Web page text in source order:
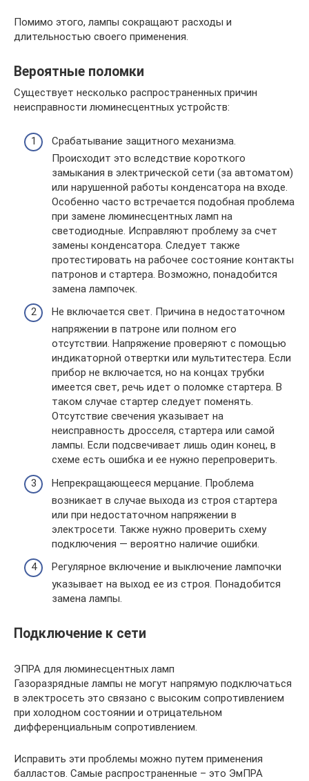
Помимо этого, лампы сокращают расходы и
длительностью своего применения.
Вероятные поломки
Существует несколько распространенных причин
неисправности люминесцентных устройств:
Срабатывание защитного механизма.
Происходит это вследствие короткого
замыкания в электрической сети (за автоматом)
или нарушенной работы конденсатора на входе.
Особенно часто встречается подобная проблема
при замене люминесцентных ламп на
светодиодные. Исправляют проблему за счет
замены конденсатора. Следует также
протестировать на рабочее состояние контакты
патронов и стартера. Возможно, понадобится
замена лампочек.
Не включается свет. Причина в недостаточном
напряжении в патроне или полном его
отсутствии. Напряжение проверяют с помощью
индикаторной отвертки или мультитестера. Если
прибор не включается, но на концах трубки
имеется свет, речь идет о поломке стартера. В
таком случае стартер следует поменять.
Отсутствие свечения указывает на
неисправность дросселя, стартера или самой
лампы. Если подсвечивает лишь один конец, в
схеме есть ошибка и ее нужно перепроверить.
Непрекращающееся мерцание. Проблема
возникает в случае выхода из строя стартера
или при недостаточном напряжении в
электросети. Также нужно проверить схему
подключения — вероятно наличие ошибки.
Регулярное включение и выключение лампочки
указывает на выход ее из строя. Понадобится
замена лампы.
Подключение к сети
ЭПРА для люминесцентных ламп
Газоразрядные лампы не могут напрямую подключаться
в электросеть это связано с высоким сопротивлением
при холодном состоянии и отрицательном
дифференциальным сопротивлением.
Исправить эти проблемы можно путем применения
балластов. Самые распространенные – это ЭмПРА